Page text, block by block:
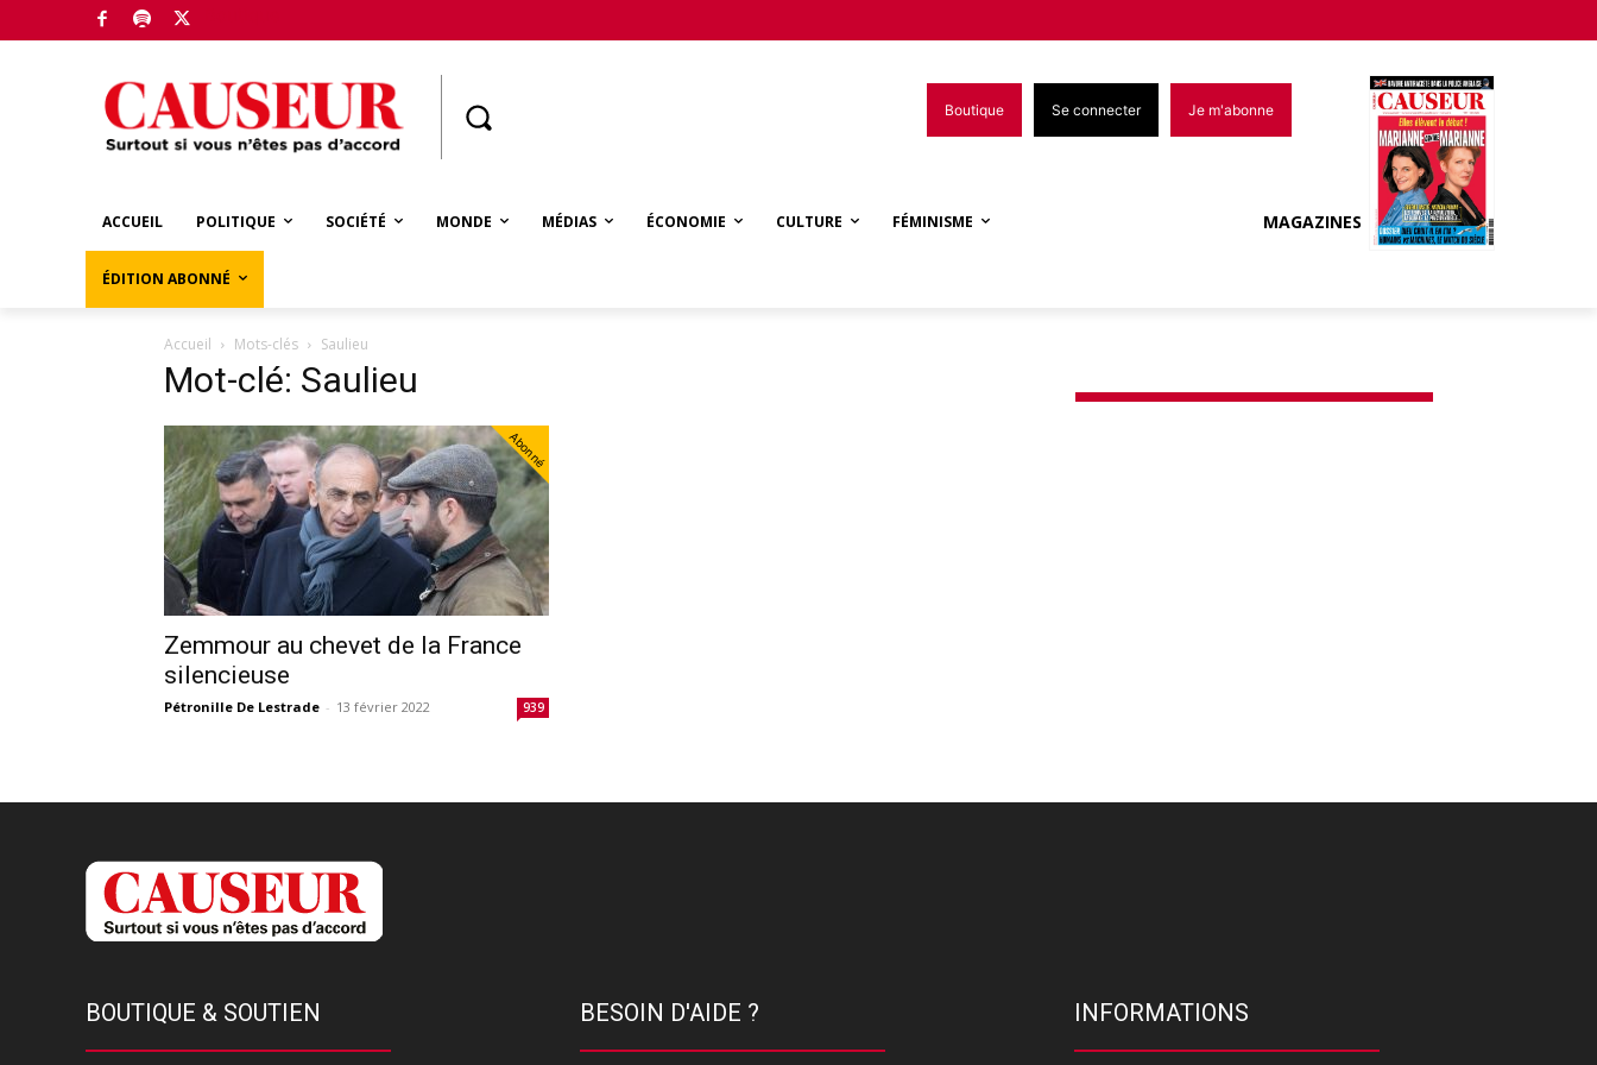
Boutique Se connecter Je m'abonne
ACCUEIL POLITIQUE SOCIÉTÉ MONDE MÉDIAS ÉCONOMIE CULTURE FÉMINISME
ÉDITION ABONNÉ
MAGAZINES
Accueil Mots-clés Saulieu
Mot-clé: Saulieu
Abonné
Zemmour au chevet de la France
silencieuse
Pétronille De Lestrade - 13 février 2022 939
BOUTIQUE & SOUTIEN BESOIN D'AIDE ? INFORMATIONS